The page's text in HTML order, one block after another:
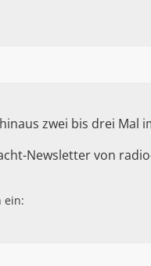
zwei bis drei
Newsletter von
ein: